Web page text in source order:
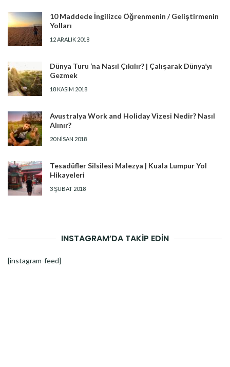
10 Maddede İngilizce Öğrenmenin / Geliştirmenin
Yolları
12 ARALIK 2018
Dünya Turu ‘na Nasıl Çıkılır? | Çalışarak Dünya’yı
Gezmek
18 KASIM 2018
Avustralya Work and Holiday Vizesi Nedir? Nasıl
Alınır?
20 NISAN 2018
Tesadüfler Silsilesi Malezya | Kuala Lumpur Yol
Hikayeleri
3 ŞUBAT 2018
INSTAGRAM’DA TAKİP EDİN
[instagram-feed]